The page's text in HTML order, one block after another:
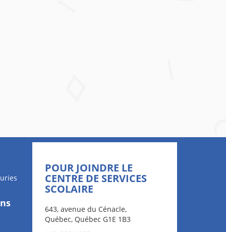
POUR JOINDRE LE
CENTRE DE SERVICES
SCOLAIRE
643, avenue du Cénacle,
Québec, Québec G1E 1B3